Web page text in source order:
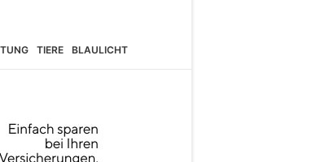
TIERE BLAULICHT